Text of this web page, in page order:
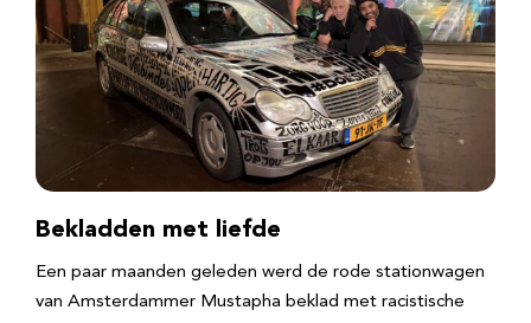
Bekladden met liefde
Een paar maanden geleden werd de rode stationwagen
van Amsterdammer Mustapha beklad met racistische